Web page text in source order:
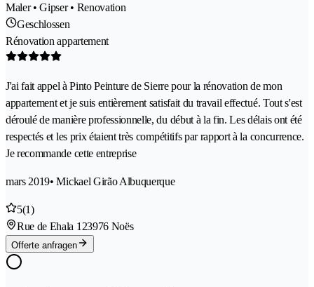
Maler • Gipser • Renovation
Geschlossen
Rénovation appartement
J'ai fait appel à Pinto Peinture de Sierre pour la rénovation de mon
appartement et je suis entièrement satisfait du travail effectué. Tout s'est
déroulé de manière professionnelle, du début à la fin. Les délais ont été
respectés et les prix étaient très compétitifs par rapport à la concurrence.
Je recommande cette entreprise
mars 2019• Mickael Girão Albuquerque
5(1)
Rue de Ehala 123976 Noës
Offerte anfragen